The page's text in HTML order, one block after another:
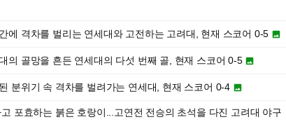
에 격차를 벌리는 연세대와 고전하는 고려대, 현재 스코어 0-5 
의 골망을 흔든 연세대의 다섯 번째 골, 현재 스코어 0-5 
분위기 속 격차를 벌려가는 연세대, 현재 스코어 0-4 
포효하는 붉은 호랑이...고연전 전승의 초석을 다진 고려대 야구